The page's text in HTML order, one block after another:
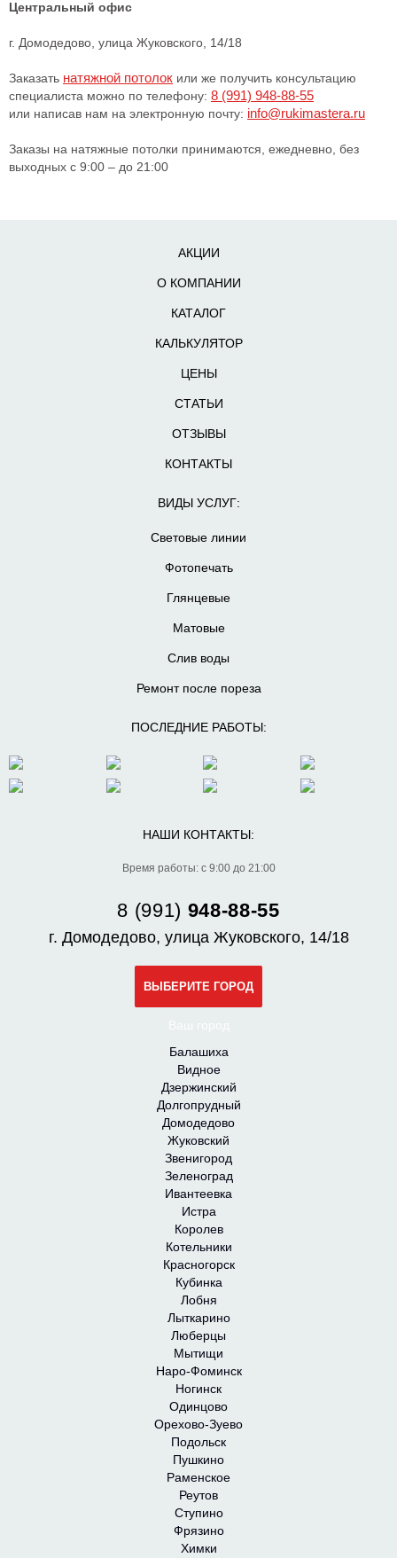
Центральный офис
г. Домодедово, улица Жуковского, 14/18
Заказать натяжной потолок или же получить консультацию
специалиста можно по телефону: 8 (991) 948-88-55
или написав нам на электронную почту: info@rukimastera.ru
Заказы на натяжные потолки принимаются, ежедневно, без
выходных с 9:00 – до 21:00
АКЦИИ
О КОМПАНИИ
КАТАЛОГ
КАЛЬКУЛЯТОР
ЦЕНЫ
СТАТЬИ
ОТЗЫВЫ
КОНТАКТЫ
ВИДЫ УСЛУГ:
Световые линии
Фотопечать
Глянцевые
Матовые
Слив воды
Ремонт после пореза
ПОСЛЕДНИЕ РАБОТЫ:
НАШИ КОНТАКТЫ:
Время работы: с 9:00 до 21:00
8 (991) 948-88-55
г. Домодедово, улица Жуковского, 14/18
ВЫБЕРИТЕ ГОРОД
Балашиха
Видное
Дзержинский
Долгопрудный
Домодедово
Жуковский
Звенигород
Зеленоград
Ивантеевка
Истра
Королев
Котельники
Красногорск
Кубинка
Лобня
Лыткарино
Люберцы
Мытищи
Наро-Фоминск
Ногинск
Одинцово
Орехово-Зуево
Подольск
Пушкино
Раменское
Реутов
Ступино
Фрязино
Химки